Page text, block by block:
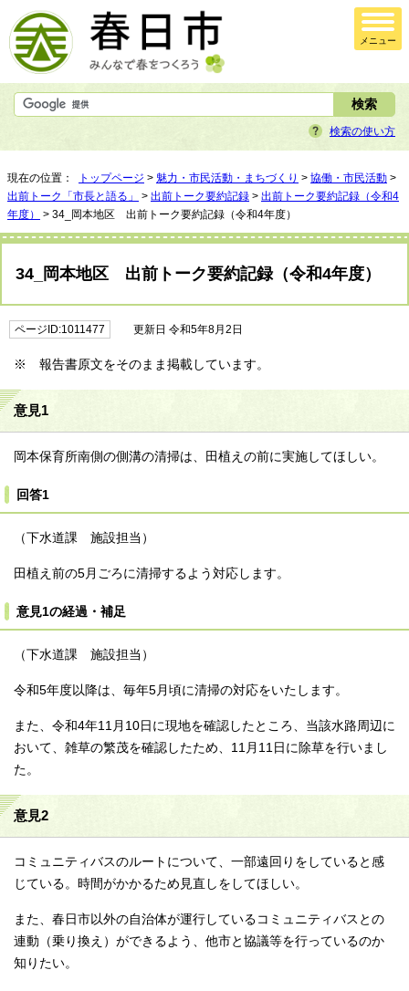
メニュー
検索の使い方
現在の位置： トップページ > 魅力・市民活動・まちづくり > 協働・市民活動 >
出前トーク「市長と語る」
> 出前トーク要約記録 > 出前トーク要約記録（令和4
年度）
> 34_岡本地区 出前トーク要約記録（令和4年度）
34_岡本地区 出前トーク要約記録（令和4年度）
ページID:1011477 更新日 令和5年8月2日
※ 報告書原文をそのまま掲載しています。
意見1
岡本保育所南側の側溝の清掃は、田植えの前に実施してほしい。
回答1
（下水道課 施設担当）
田植え前の5月ごろに清掃するよう対応します。
意見1の経過・補足
（下水道課 施設担当）
令和5年度以降は、毎年5月頃に清掃の対応をいたします。
また、令和4年11月10日に現地を確認したところ、当該水路周辺に
おいて、雑草の繁茂を確認したため、11月11日に除草を行いまし
た。
意見2
コミュニティバスのルートについて、一部遠回りをしていると感
じている。時間がかかるため見直しをしてほしい。
また、春日市以外の自治体が運行しているコミュニティバスとの
連動（乗り換え）ができるよう、他市と協議等を行っているのか
知りたい。